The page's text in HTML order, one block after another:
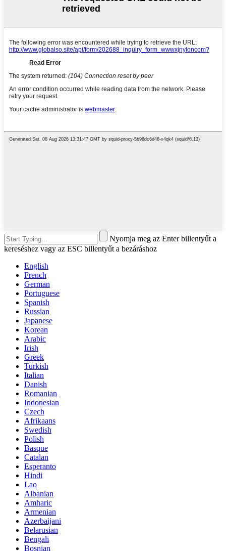
Nyomja meg az Enter billentyűt a
kereséshez vagy az ESC billentyűt a bezáráshoz
English
French
German
Portuguese
Spanish
Russian
Japanese
Korean
Arabic
Irish
Greek
Turkish
Italian
Danish
Romanian
Indonesian
Czech
Afrikaans
Swedish
Polish
Basque
Catalan
Esperanto
Hindi
Lao
Albanian
Amharic
Armenian
Azerbaijani
Belarusian
Bengali
Bosnian